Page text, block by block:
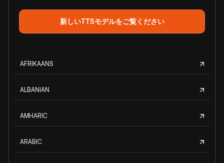
新しいTTSモデルをご覧ください
AFRIKAANS
ALBANIAN
AMHARIC
ARABIC